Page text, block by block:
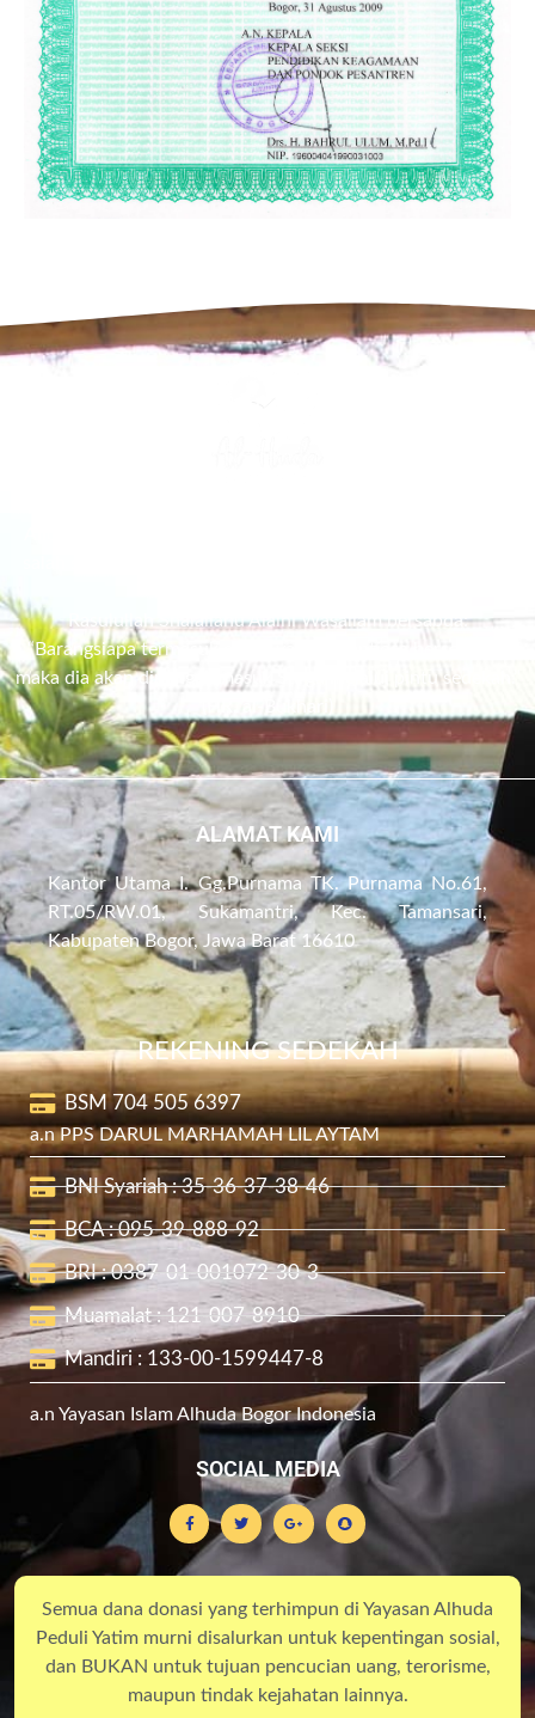
Rasulullah Shalallahu Alaihi Wasallam bersabda:
“Barangsiapa termasuk orang yang senantiasa bersedekah
maka dia akan dipanggil masuk Surga melalui pintu sedekah.”
ALAMAT KAMI
Kantor Utama I. Gg.Purnama TK. Purnama No.61,
RT.05/RW.01, Sukamantri, Kec. Tamansari,
Kabupaten Bogor, Jawa Barat 16610
REKENING SEDEKAH
BSM 704 505 6397
a.n PPS DARUL MARHAMAH LIL AYTAM
BNI Syariah : 35-36-37-38-46
BCA : 095-39-888-92
BRI : 0387-01-001072-30-3
Muamalat : 121-007-8910
Mandiri : 133-00-1599447-8
a.n Yayasan Islam Alhuda Bogor Indonesia
SOCIAL MEDIA
Semua dana donasi yang terhimpun di Yayasan Alhuda
Peduli Yatim murni disalurkan untuk kepentingan sosial,
dan BUKAN untuk tujuan pencucian uang, terorisme,
maupun tindak kejahatan lainnya.